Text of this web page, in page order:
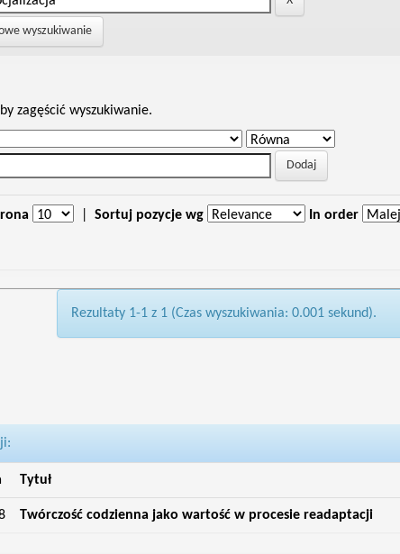
wyszukiwanie
zagęścić wyszukiwanie.
Sortuj pozycje wg In order
Rezultaty 1-1 z 1 (Czas wyszukiwania: 0.001 sekund).
Tytuł
Twórczość codzienna jako wartość w procesie readaptacji